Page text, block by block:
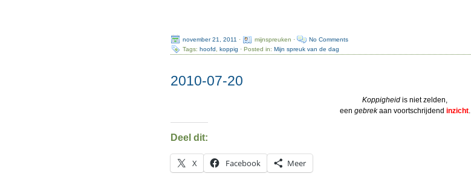
november 21, 2011 · mijnspreuken ·
No Comments
Tags:hoofd ,koppig · Posted in:Mijn spreuk van de dag
2010-07-20
Koppigheid is niet zelden,
een gebrekaan voortschrijdend inzicht.
Deel dit:
X Facebook Meer